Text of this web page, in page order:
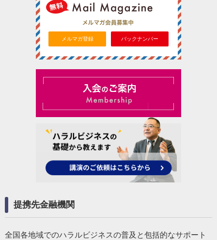
メルマガ登録 バックナンバー
提携先金融機関
全国各地域でのハラルビジネスの普及と包括的なサポート